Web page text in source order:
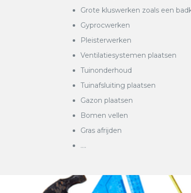
Grote kluswerken zoals een
Gyprocwerken
Pleisterwerken
Ventilatiesystemen plaatsen
Tuinonderhoud
Tuinafsluiting plaatsen
Gazon plaatsen
Bomen vellen
Gras afrijden
….